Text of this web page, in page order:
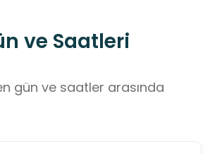
ve Saatleri
gün ve saatler arasında